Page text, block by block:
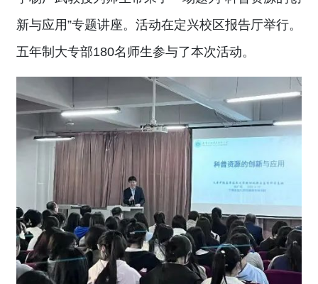
新与应用”专题讲座。活动在定兴校区报告厅举行。
五年制大专部180名师生参与了本次活动。